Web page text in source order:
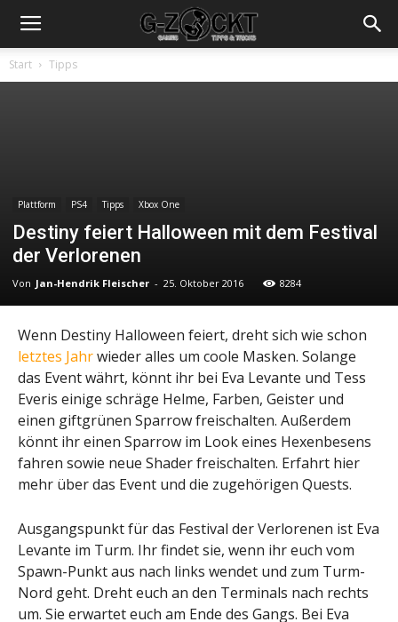
Start Tipps
Plattform PS4 Tipps Xbox One
Destiny feiert Halloween mit dem Festival
der Verlorenen
Von Jan-Hendrik Fleischer - 25. Oktober 2016 8284
Wenn Destiny Halloween feiert, dreht sich wie schon
letztes Jahrwieder alles um coole Masken. Solange
das Event währt, könnt ihr bei Eva Levante und Tess
Everis einige schräge Helme, Farben, Geister und
einen giftgrünen Sparrow freischalten. Außerdem
könnt ihr einen Sparrow im Look eines Hexenbesens
fahren sowie neue Shader freischalten. Erfahrt hier
mehr über das Event und die zugehörigen Quests.
Ausgangspunkt für das Festival der Verlorenen ist Eva
Levante im Turm. Ihr findet sie, wenn ihr euch vom
Spawn-Punkt aus nach links wendet und zum Turm-
Nord geht. Dreht euch an den Terminals nach rechts
um. Sie erwartet euch am Ende des Gangs. Bei Eva